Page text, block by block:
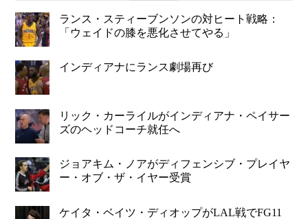
ランス・スティーブンソンの対ヒート戦略：
「ウェイドの膝を悪化させてやる」
インディアナにランス劇場再び
リック・カーライルがインディアナ・ペイサー
ズのヘッドコーチ就任へ
ジョアキム・ノアがディフェンシブ・プレイヤ
ー・オブ・ザ・イヤー受賞
ケイタ・ベイツ・ディオップがLAL戦でFG11